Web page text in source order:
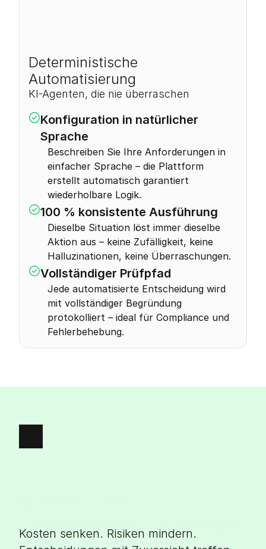
Deterministische
Automatisierung
KI-Agenten, die nie überraschen
Konfiguration in natürlicher
Sprache
Beschreiben Sie Ihre Anforderungen in
einfacher Sprache – die Plattform
erstellt automatisch garantiert
wiederholbare Logik.
100 % konsistente Ausführung
Dieselbe Situation löst immer dieselbe
Aktion aus – keine Zufälligkeit, keine
Halluzinationen, keine Überraschungen.
Vollständiger Prüfpfad
Jede automatisierte Entscheidung wird
mit vollständiger Begründung
protokolliert – ideal für Compliance und
Fehlerbehebung.
Lieferketten-Sicherheit
Kosten senken. Risiken mindern.